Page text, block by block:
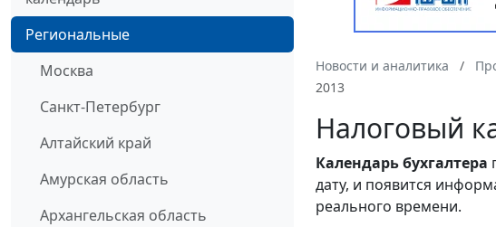
Региональные
Москва
Санкт-Петербург
Алтайский край
Амурская область
Архангельская область
Новости и аналитика
2013
Налоговый
Календарьбухгалтера
дату, и появится
реального времени.